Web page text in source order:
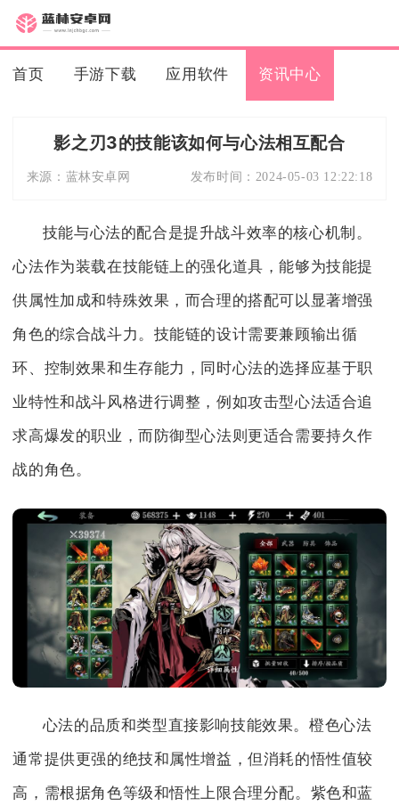
首页 手游下载 应用软件 资讯中心
影之刃3的技能该如何与心法相互配合
来源： 蓝林安卓网 发布时间： 2024-05-03 12:22:18
技能与心法的配合是提升战斗效率的核心机制。
心法作为装载在技能链上的强化道具，能够为技能提
供属性加成和特殊效果，而合理的搭配可以显著增强
角色的综合战斗力。技能链的设计需要兼顾输出循
环、控制效果和生存能力，同时心法的选择应基于职
业特性和战斗风格进行调整，例如攻击型心法适合追
求高爆发的职业，而防御型心法则更适合需要持久作
战的角色。
心法的品质和类型直接影响技能效果。橙色心法
通常提供更强的绝技和属性增益，但消耗的悟性值较
高，需根据角色等级和悟性上限合理分配。紫色和蓝